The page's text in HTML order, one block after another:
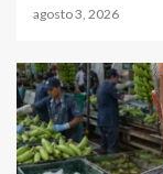
agosto 3, 2026